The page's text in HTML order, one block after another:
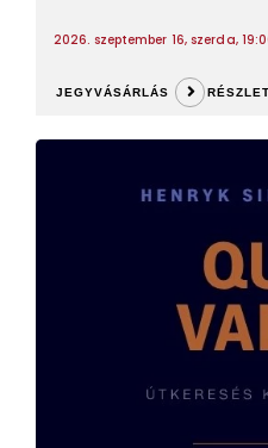
2026. szeptember 16, szerda,
JEGYVÁSÁRLÁS